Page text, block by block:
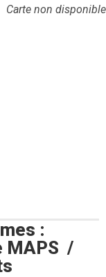
Carte non disponible
:
MAPS /